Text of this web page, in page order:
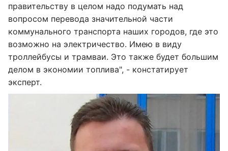
правительству в целом надо подумать над
вопросом перевода значительной части
коммунального транспорта наших городов, где это
возможно на электричество. Имею в виду
троллейбусы и трамваи. Это также будет большим
делом в экономии топлива", - констатирует
эксперт.